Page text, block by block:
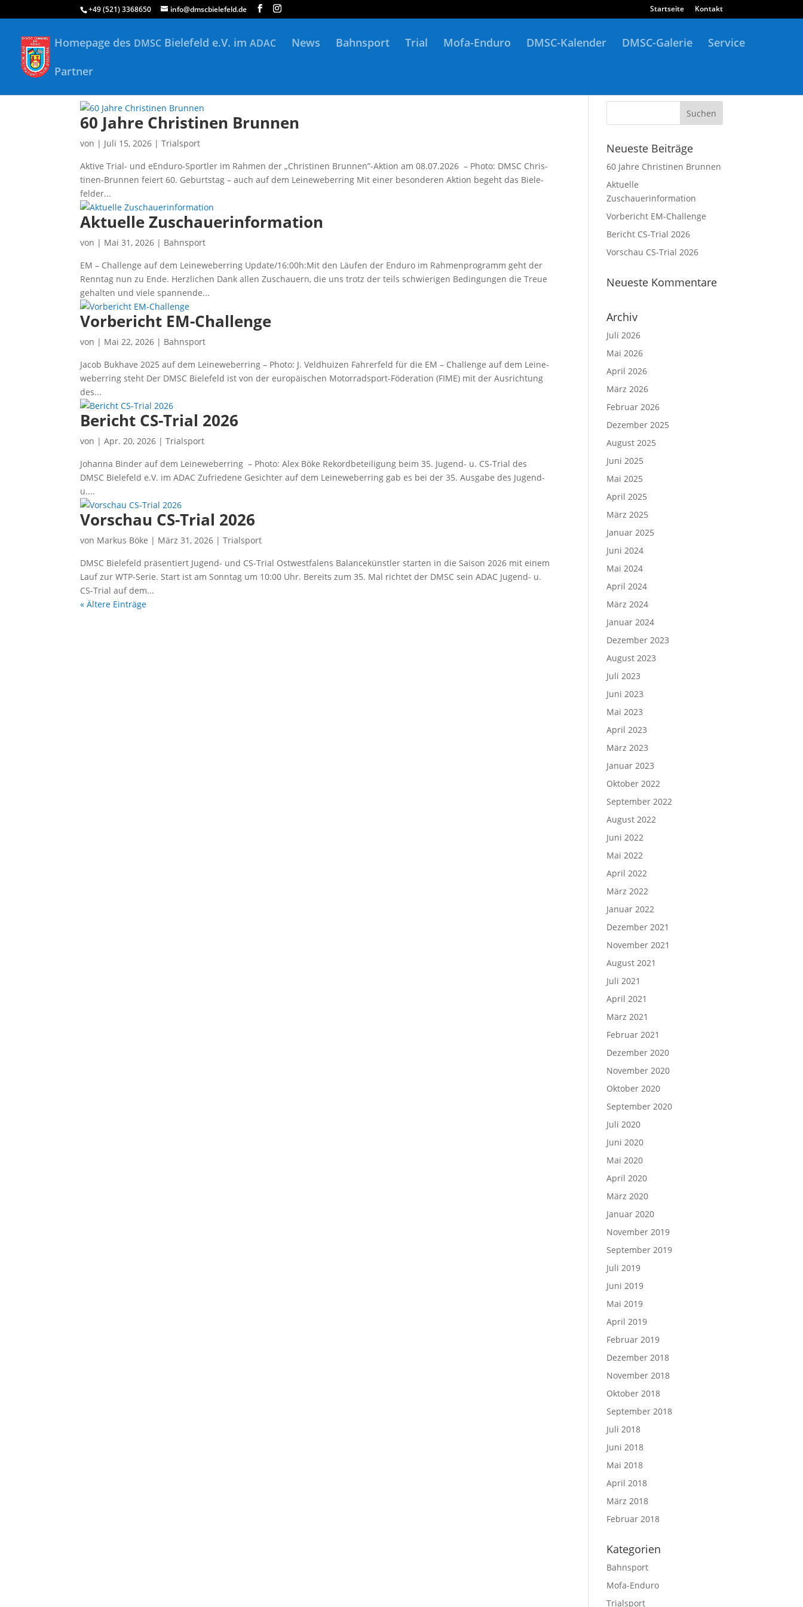
+49 (521) 3368650 info@dmscbielefeld.de Startseite Kontakt
Homepage des DMSC Bielefeld e.V. im ADAC News Bahnsport Trial Mofa-Enduro DMSC-Kalender DMSC-Galerie
Service
Partner
60 Jahre Christinen Brunnen
von | Juli 15, 2026 |Trialsport
Akti­ve Tri­al- und eEn­du­ro-Sport­ler im Rah­men der „Chris­ti­nen Brunnen”-Aktion am 08.07.2026 – Pho­to: DMSC Chris­
ti­nen-Brun­nen fei­ert 60. Geburts­tag – auch auf dem Leineweberring Mit einer beson­de­ren Akti­on begeht das Bie­le­
fel­der...
Aktuelle Zuschauerinformation
von | Mai 31, 2026 | Bahnsport
EM – Chall­enge auf dem Leineweberring Update/16:00h:Mit den Läu­fen der Endu­ro im Rah­men­pro­gramm geht der
Renn­tag nun zu Ende. Herz­li­chen Dank allen Zuschau­ern, die uns trotz der teils schwie­ri­gen Bedin­gun­gen die Treue
gehal­ten und vie­le span­nen­de...
Vorbericht EM-Challenge
von | Mai 22, 2026 | Bahnsport
Jacob Buk­have 2025 auf dem Lei­ne­we­ber­ring – Pho­to: J. Veldhuizen Fah­rer­feld für die EM – Chall­enge auf dem Lei­ne­
we­ber­ring steht Der DMSC Bie­le­feld ist von der euro­päi­schen Motor­rad­sport-Föde­ra­ti­on (FIME) mit der Aus­rich­tung
des...
Bericht CS-Trial 2026
von |Apr. 20, 2026 |Trialsport
Johan­na Bin­der auf dem Lei­ne­we­ber­ring – Pho­to: Alex Böke Rekord­be­tei­li­gung beim 35. Jugend- u. CS-Tri­al des
DMSC Bie­le­feld e.V. im ADAC Zufrie­de­ne Gesich­ter auf dem Lei­ne­we­ber­ring gab es bei der 35. Aus­ga­be des Jugend-
u....
Vorschau CS-Trial 2026
von Markus Böke | März 31, 2026 |Trialsport
DMSC Bie­le­feld prä­sen­tiert Jugend- und CS-Trial Ost­west­fa­lens Balan­ce­künst­ler star­ten in die Sai­son 2026 mit einem
Lauf zur WTP-Serie. Start ist am Sonn­tag um 10:00 Uhr. Bereits zum 35. Mal rich­tet der DMSC sein ADAC Jugend- u.
CS-Tri­al auf dem...
« Ältere Einträge
Neueste Beiträge
60 Jahre Christinen Brunnen
Aktuelle
Zuschauerinformation
Vorbericht EM-Challenge
Bericht CS-Trial 2026
Vorschau CS-Trial 2026
Neueste Kommentare
Archiv
Juli 2026
Mai 2026
April 2026
März 2026
Februar 2026
Dezember 2025
August 2025
Juni 2025
Mai 2025
April 2025
März 2025
Januar 2025
Juni 2024
Mai 2024
April 2024
März 2024
Januar 2024
Dezember 2023
August 2023
Juli 2023
Juni 2023
Mai 2023
April 2023
März 2023
Januar 2023
Oktober 2022
September 2022
August 2022
Juni 2022
Mai 2022
April 2022
März 2022
Januar 2022
Dezember 2021
November 2021
August 2021
Juli 2021
April 2021
März 2021
Februar 2021
Dezember 2020
November 2020
Oktober 2020
September 2020
Juli 2020
Juni 2020
Mai 2020
April 2020
März 2020
Januar 2020
November 2019
September 2019
Juli 2019
Juni 2019
Mai 2019
April 2019
Februar 2019
Dezember 2018
November 2018
Oktober 2018
September 2018
Juli 2018
Juni 2018
Mai 2018
April 2018
März 2018
Februar 2018
Kategorien
Bahnsport
Mofa-Enduro
Trialsport